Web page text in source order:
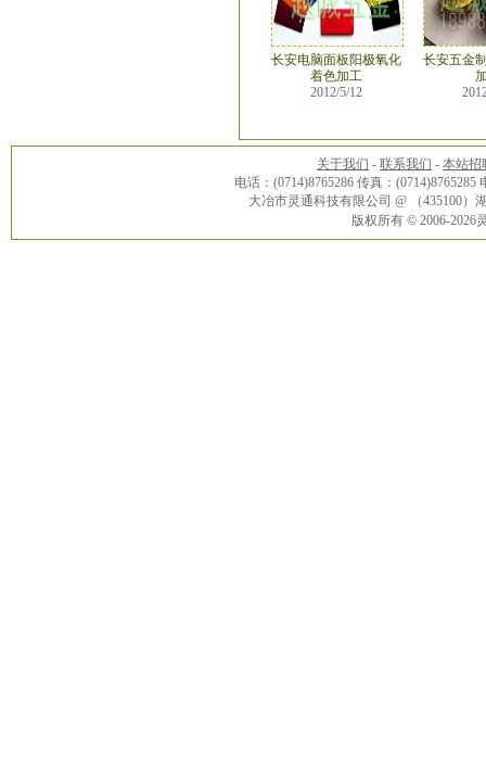
长安电脑面板阳极氧化
着色加工
2012/5/12
长安五金
关于我们 - 联系我们 - 本站招
电话：(0714)8765286 传真：(0714)8765285
大冶市灵通科技有限公司 @ （435100
版权所有 © 2006-2026